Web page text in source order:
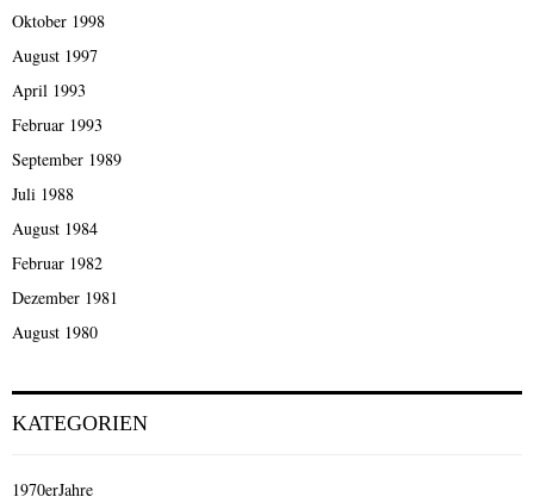
Oktober 1998
August 1997
April 1993
Februar 1993
September 1989
Juli 1988
August 1984
Februar 1982
Dezember 1981
August 1980
KATEGORIEN
1970erJahre